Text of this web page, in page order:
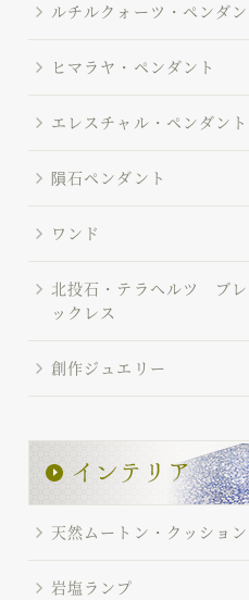
ルチルクォーツ・ペンダン
ヒマラヤ・ペンダント
エレスチャル・ペンダント
隕石ペンダント
ワンド
北投石・テラヘルツ ブレ
ックレス
創作ジュエリー
天然ムートン・クッション
岩塩ランプ